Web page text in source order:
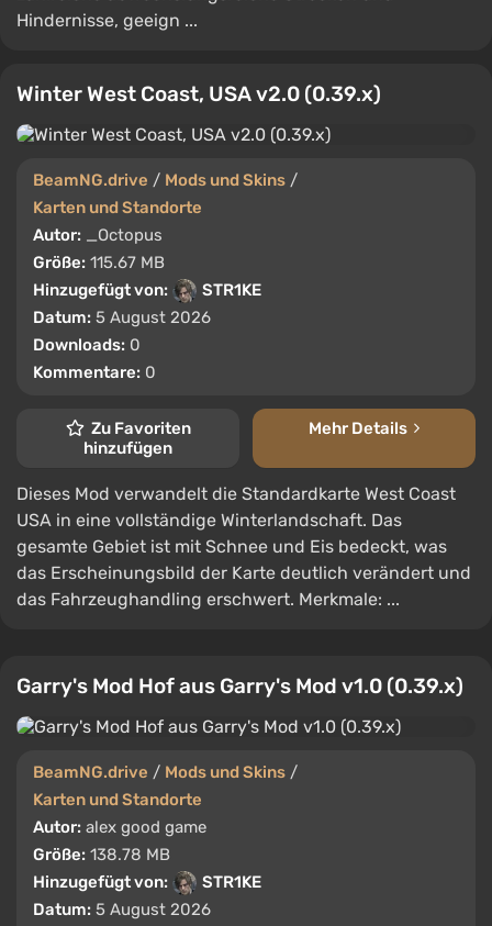
Hindernisse, geeign ...
Winter West Coast, USA v2.0 (0.39.x)
BeamNG.drive / Mods und Skins /
Karten und Standorte
Autor: _Octopus
Größe: 115.67 MB
Hinzugefügt von:
STR1KE
Datum: 5 August 2026
Downloads: 0
Kommentare: 0
Zu Favoriten
hinzufügen
Mehr Details
Dieses Mod verwandelt die Standardkarte West Coast
USA in eine vollständige Winterlandschaft. Das
gesamte Gebiet ist mit Schnee und Eis bedeckt, was
das Erscheinungsbild der Karte deutlich verändert und
das Fahrzeughandling erschwert. Merkmale: ...
Garry's Mod Hof aus Garry's Mod v1.0 (0.39.x)
BeamNG.drive / Mods und Skins /
Karten und Standorte
Autor: alex good game
Größe: 138.78 MB
Hinzugefügt von:
STR1KE
Datum: 5 August 2026